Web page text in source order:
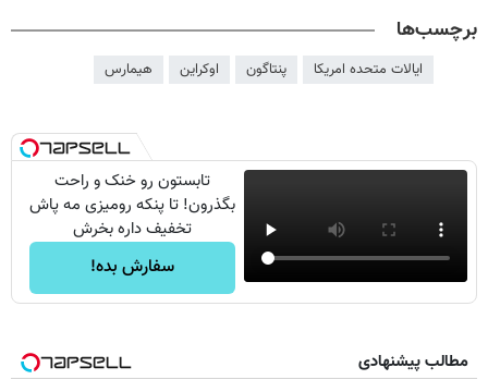
برچسب‌ها
ایالات متحده امریکا پنتاگون اوکراین هیمارس
تابستون رو خنک و راحت
بگذرون! تا پنکه رومیزی مه پاش
تخفیف داره بخرش
سفارش بده!
مطالب پیشنهادی